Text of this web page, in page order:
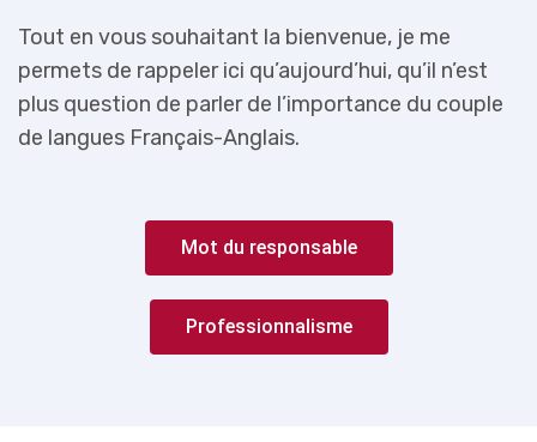
Tout en vous souhaitant la bienvenue, je me
permets de rappeler ici qu’aujourd’hui, qu’il n’est
plus question de parler de l’importance du couple
de langues Français-Anglais.
Mot du responsable
Professionnalisme